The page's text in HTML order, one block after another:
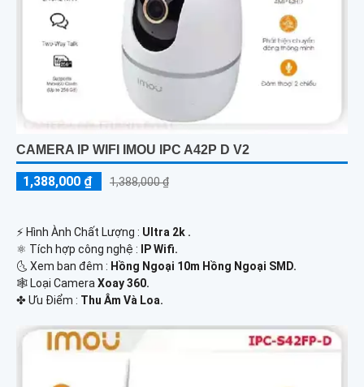
CAMERA IP WIFI IMOU IPC A42P D V2
1,388,000 ₫ 1,388,000 ₫
️⚡ Hình Ành Chất Lượng : Ultra 2k .
⚛️ Tích hợp công nghệ :
IP Wifi.
🌜 Xem ban đêm : Hồng Ngoại 10m Hồng Ngoại SMD.
🕸️ Loại Camera Xoay 360.
️✤ Ưu Điểm : Thu Âm Và Loa.